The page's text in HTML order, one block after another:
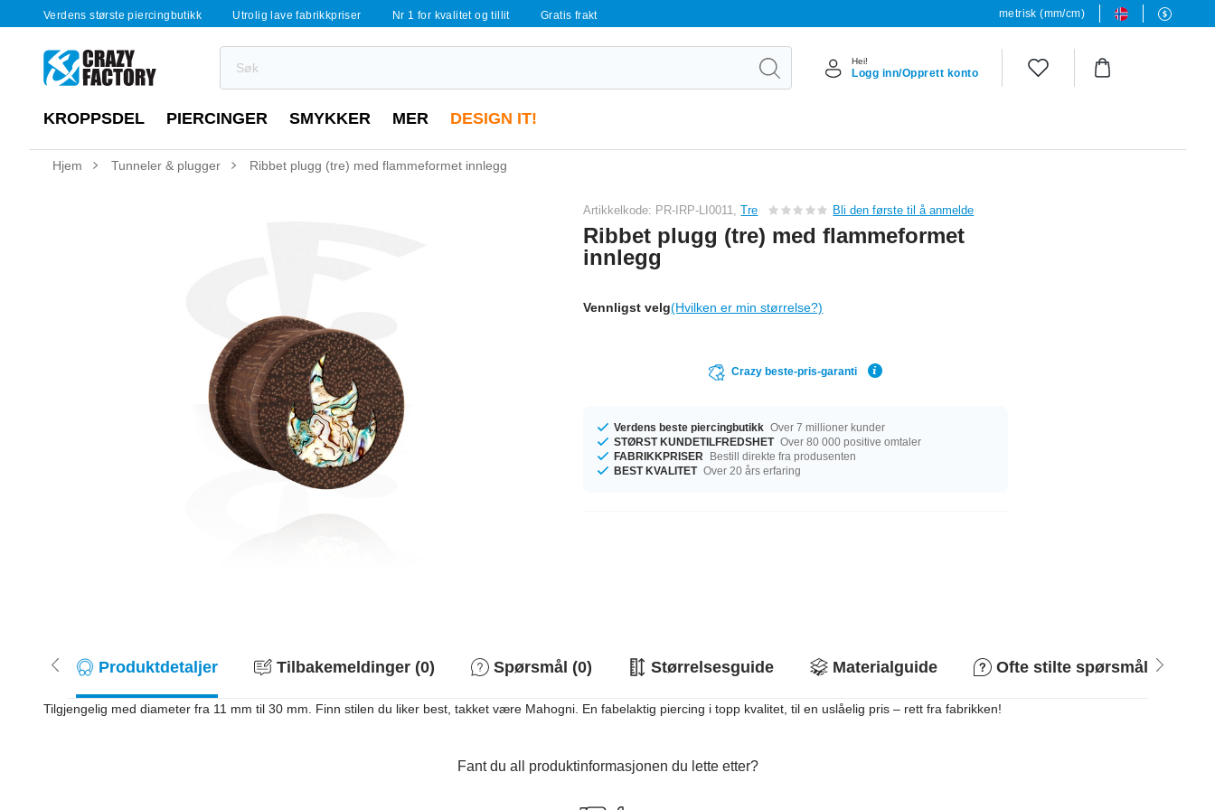
Verdens største piercingbutikk Utrolig lave fabrikkpriser Nr 1 for kvalitet og tillit Gratis frakt metrisk (mm/cm)
Hei!
Logg inn/Opprett konto
KROPPSDEL PIERCINGER SMYKKER MER DESIGN IT!
Hjem Tunneler & plugger Ribbet plugg (tre) med flammeformet innlegg
Artikkelkode: PR-IRP-LI0011,Tre Bli den første til å anmelde
Ribbet plugg (tre) med flammeformet
innlegg
Vennligst velg(Hvilken er min størrelse?)
Crazy beste-pris-garanti
Verdens beste piercingbutikk Over 7 millioner kunder
STØRST KUNDETILFREDSHET Over 80 000 positive omtaler
FABRIKKPRISER
Bestill direkte fra produsenten
BEST KVALITET Over 20 års erfaring
Produktdetaljer Tilbakemeldinger (0) Spørsmål (0) Størrelsesguide Materialguide Ofte stilte spørsmål
Tilgjengelig med diameter fra 11 mm til 30 mm. Finn stilen du liker best, takket være Mahogni. En fabelaktig piercing i topp kvalitet, til en uslåelig pris – rett fra fabrikken!
Fant du all produktinformasjonen du lette etter?